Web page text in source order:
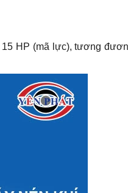
15 HP (mã lực), tương